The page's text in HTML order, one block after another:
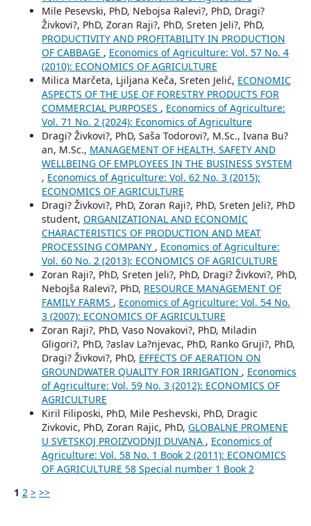
Mile Pesevski, PhD, Nebojsa Ralevi?, PhD, Dragi?
Živkovi?, PhD, Zoran Raji?, PhD, Sreten Jeli?, PhD,
PRODUCTIVITY AND PROFITABILITY IN PRODUCTION
OF CABBAGE , Economics of Agriculture: Vol. 57 No. 4
(2010): ECONOMICS OF AGRICULTURE
Milica Marčeta, Ljiljana Keča, Sreten Jelić, ECONOMIC
ASPECTS OF THE USE OF FORESTRY PRODUCTS FOR
COMMERCIAL PURPOSES , Economics of Agriculture:
Vol. 71 No. 2 (2024): Economics of Agriculture
Dragi? Živkovi?, PhD, Saša Todorovi?, M.Sc., Ivana Bu?
an, M.Sc., MANAGEMENT OF HEALTH, SAFETY AND
WELLBEING OF EMPLOYEES IN THE BUSINESS SYSTEM
, Economics of Agriculture: Vol. 62 No. 3 (2015):
ECONOMICS OF AGRICULTURE
Dragi? Živkovi?, PhD, Zoran Raji?, PhD, Sreten Jeli?, PhD
student, ORGANIZATIONAL AND ECONOMIC
CHARACTERISTICS OF PRODUCTION AND MEAT
PROCESSING COMPANY , Economics of Agriculture:
Vol. 60 No. 2 (2013): ECONOMICS OF AGRICULTURE
Zoran Raji?, PhD, Sreten Jeli?, PhD, Dragi? Živkovi?, PhD,
Nebojša Ralevi?, PhD, RESOURCE MANAGEMENT OF
FAMILY FARMS , Economics of Agriculture: Vol. 54 No.
3 (2007): ECONOMICS OF AGRICULTURE
Zoran Raji?, PhD, Vaso Novakovi?, PhD, Miladin
Gligori?, PhD, ?aslav La?njevac, PhD, Ranko Gruji?, PhD,
Dragi? Živkovi?, PhD, EFFECTS OF AERATION ON
GROUNDWATER QUALITY FOR IRRIGATION , Economics
of Agriculture: Vol. 59 No. 3 (2012): ECONOMICS OF
AGRICULTURE
Kiril Filiposki, PhD, Mile Peshevski, PhD, Dragic
Zivkovic, PhD, Zoran Rajic, PhD, GLOBALNE PROMENE
U SVETSKOJ PROIZVODNJI DUVANA , Economics of
Agriculture: Vol. 58 No. 1 Book 2 (2011): ECONOMICS
OF AGRICULTURE 58 Special number 1 Book 2
1 2 > >>